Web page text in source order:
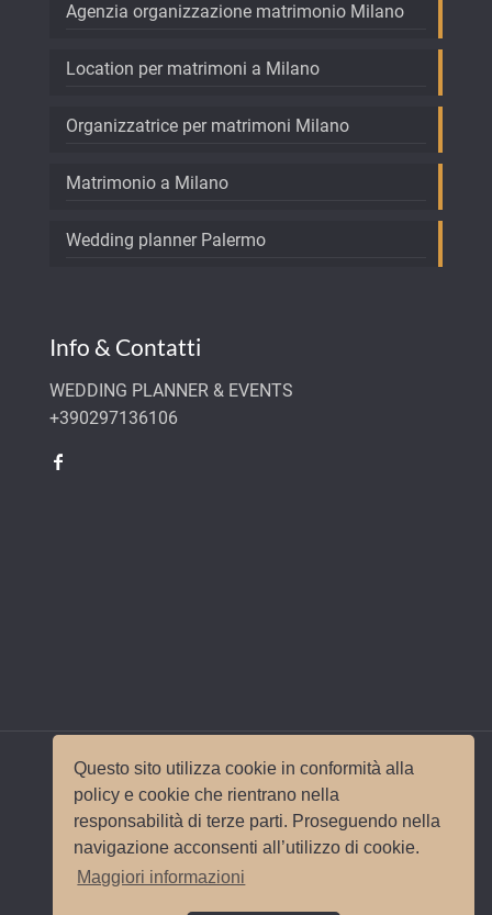
Questo sito utilizza cookie in conformità alla
policy e cookie che rientrano nella
responsabilità di terze parti. Proseguendo nella
navigazione acconsenti all’utilizzo di cookie.
Maggiori informazioni
Agenzia organizzazione matrimonio Milano
Location per matrimoni a Milano
Organizzatrice per matrimoni Milano
Matrimonio a Milano
Wedding planner Palermo
Info & Contatti
WEDDING PLANNER & EVENTS
+390297136106
© 2017 Wedding Planner Milano Italy |Mappa del
sito|Privacy e Cookie PolicySito e
posizionamento realizzato dall'